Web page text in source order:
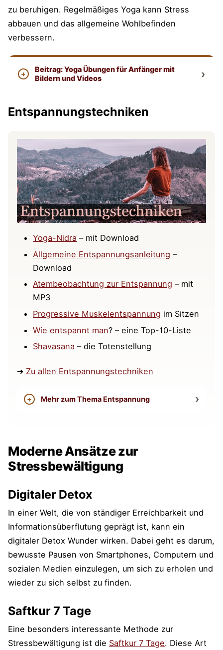
zu beruhigen. Regelmäßiges Yoga kann Stress
abbauen und das allgemeine Wohlbefinden
verbessern.
Beitrag: Yoga Übungen für Anfänger mit
Bildern und Videos
Entspannungstechniken
Yoga-Nidra – mit Download
Allgemeine Entspannungsanleitung –
Download
Atembeobachtung zur Entspannung – mit
MP3
Progressive Muskelentspannung im Sitzen
Wie entspannt man? – eine Top-10-Liste
Shavasana – die Totenstellung
➔ Zu allen Entspannungstechniken
Mehr zum Thema Entspannung
Moderne Ansätze zur
Stressbewältigung
Digitaler Detox
In einer Welt, die von ständiger Erreichbarkeit und
Informationsüberflutung geprägt ist, kann ein
digitaler Detox Wunder wirken. Dabei geht es darum,
bewusste Pausen von Smartphones, Computern und
sozialen Medien einzulegen, um sich zu erholen und
wieder zu sich selbst zu finden.
Saftkur 7 Tage
Eine besonders interessante Methode zur
Stressbewältigung ist die Saftkur 7 Tage. Diese Art